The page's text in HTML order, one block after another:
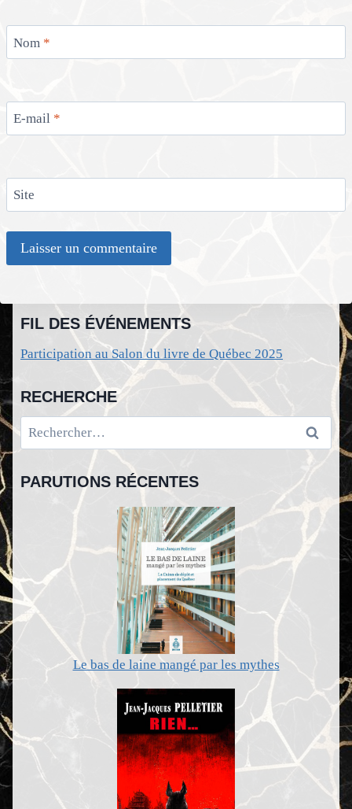
Nom *
E-mail *
Site
FIL DES ÉVÉNEMENTS
Participation au Salon du livre de Québec 2025
RECHERCHE
Rechercher :
PARUTIONS RÉCENTES
Le bas de laine mangé par les mythes